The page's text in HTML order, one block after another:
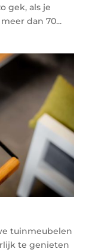
gek, als je
dan 70...
tuinmeubelen
te genieten